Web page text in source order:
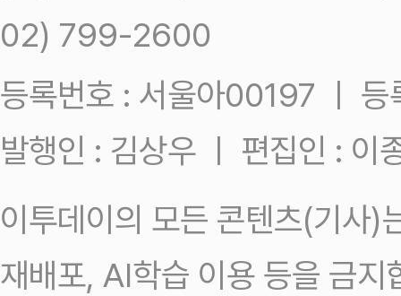
02) 799-2600
등록번호 : 서울아00197 ㅣ
발행인 : 김상우 ㅣ 편집인 : 이
이투데이의 모든 콘텐츠(기사)
재배포, AI학습 이용 등을 금지